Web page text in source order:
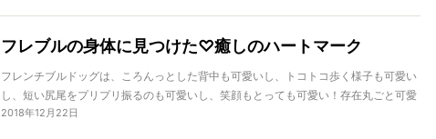
の変化があまりにも激しすぎる今月。このあまりにも激しい寒暖差に風邪をひいたり
体調を崩しがちなオーナーさんも多いと思いますが、実はこの「寒暖差」、フレンチ
ブルドッグにとっても大敵なのです。とりわけパピーやシニア犬、肥満傾向の強いブ
ヒや持病があるコは寒暖差によって不調が起こりやすくなるので、私たちオーナーが
しっかりと気温に応じた体調管理をする必要があるのです。
フレブルの身体に見つけた♡癒しのハートマーク
フレンチブルドッグは、ころんっとした背中も可愛いし、トコトコ歩く様子も可愛い
し、短い尻尾をプリプリ振るのも可愛いし、笑顔もとっても可愛い！存在丸ごと可愛
いフレブルが、癒しのハートマークを隠し持っていたとしたら……？
2018年12月22日